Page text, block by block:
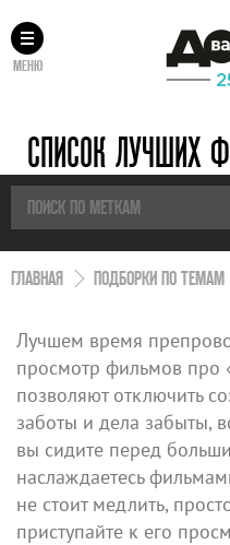
МЕНЮ
СПИСОК ЛУЧШИХ
ГЛАВНАЯ ПОДБОРКИ ПО ТЕМАМ
Лучшем время
просмотр фильмов про
позволяют отключить
заботы и дела забыты,
вы сидите перед
наслаждаетесь
не стоит медлить,
приступайте к его